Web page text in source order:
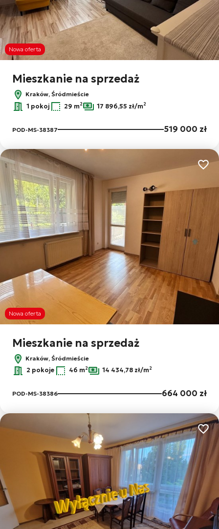
Nowa oferta
Mieszkanie na sprzedaż
Kraków, Śródmieście
1 pokoj 29 m2 17 896,55 zł/m2
POD-MS-38387 519 000 zł
Nowa oferta
Mieszkanie na sprzedaż
Kraków, Śródmieście
2 pokoje 46 m2 14 434,78 zł/m2
POD-MS-38386 664 000 zł